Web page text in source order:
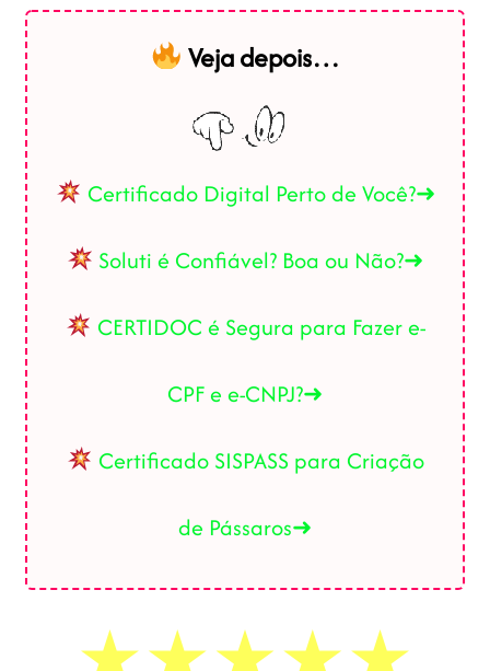
Veja depois…
Certificado Digital Perto de Você?➜
Soluti é Confiável? Boa ou Não?➜
CERTIDOC é Segura para Fazer e-
CPF e e-CNPJ?➜
Certificado SISPASS para Criação
de Pássaros➜